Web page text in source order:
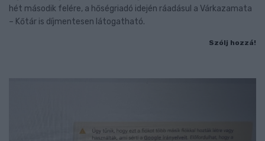
hét második felére, a hőségriadó idején ráadásul a Várkazamata
– Kőtár is díjmentesen látogatható.
Szólj hozzá!